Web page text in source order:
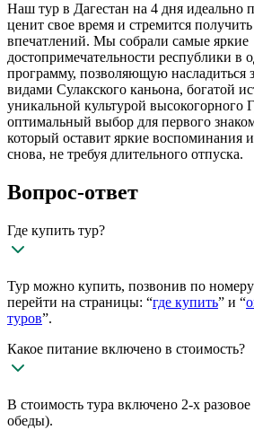
Наш тур в Дагестан на 4 дня идеально
ценит свое время и стремится
впечатлений. Мы собрали самые яркие
достопримечательности республики в
программу, позволяющую
видами Сулакского каньона, богатой
уникальной культурой высокогорного
оптимальный выбор для первого
который оставит яркие воспоминания
снова, не требуя длительного отпуска.
Вопрос-ответ
Где купить тур?
Тур можно купить, позвонив по
перейти на страницы: “где купить” и “
туров”.
Какое питание включено в стоимость?
В стоимость тура включено 2-х
обеды).